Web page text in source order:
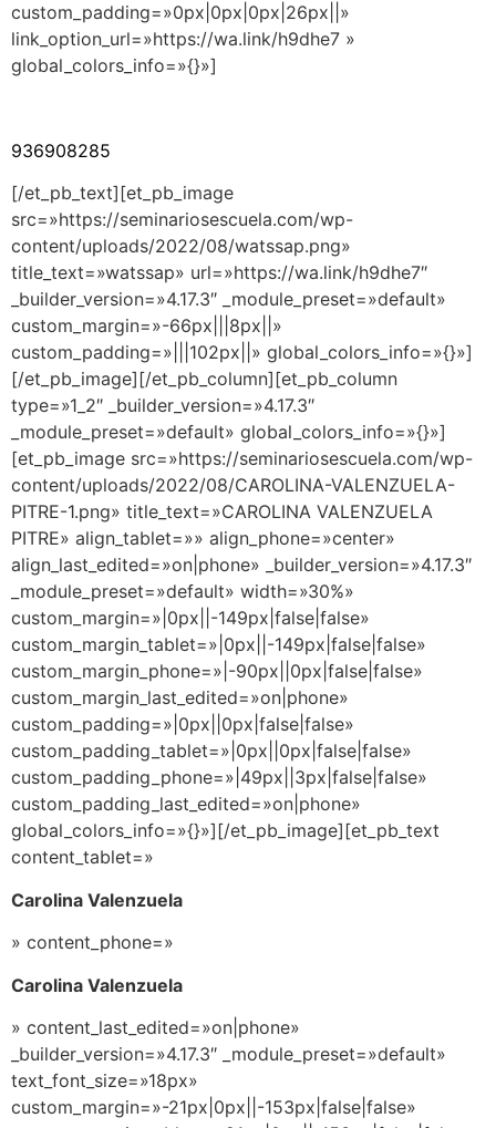
custom_padding=»0px|0px|0px|26px||»
link_option_url=»https://wa.link/h9dhe7 »
global_colors_info=»{}»]
936908285
[/et_pb_text][et_pb_image
src=»https://seminariosescuela.com/wp-
content/uploads/2022/08/watssap.png»
title_text=»watssap» url=»https://wa.link/h9dhe7″
_builder_version=»4.17.3″ _module_preset=»default»
custom_margin=»-66px|||8px||»
custom_padding=»|||102px||» global_colors_info=»{}»]
[/et_pb_image][/et_pb_column][et_pb_column
type=»1_2″ _builder_version=»4.17.3″
_module_preset=»default» global_colors_info=»{}»]
[et_pb_image src=»https://seminariosescuela.com/wp-
content/uploads/2022/08/CAROLINA-VALENZUELA-
PITRE-1.png» title_text=»CAROLINA VALENZUELA
PITRE» align_tablet=»» align_phone=»center»
align_last_edited=»on|phone» _builder_version=»4.17.3″
_module_preset=»default» width=»30%»
custom_margin=»|0px||-149px|false|false»
custom_margin_tablet=»|0px||-149px|false|false»
custom_margin_phone=»|-90px||0px|false|false»
custom_margin_last_edited=»on|phone»
custom_padding=»|0px||0px|false|false»
custom_padding_tablet=»|0px||0px|false|false»
custom_padding_phone=»|49px||3px|false|false»
custom_padding_last_edited=»on|phone»
global_colors_info=»{}»][/et_pb_image][et_pb_text
content_tablet=»
Carolina Valenzuela
» content_phone=»
Carolina Valenzuela
» content_last_edited=»on|phone»
_builder_version=»4.17.3″ _module_preset=»default»
text_font_size=»18px»
custom_margin=»-21px|0px||-153px|false|false»